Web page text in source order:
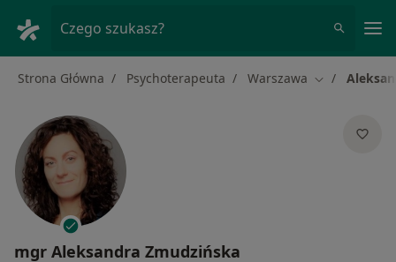
Czego szukasz?
Strona Główna Psychoterapeuta Warszawa Zmień miasto
mgr Aleksandra Zmudzińska